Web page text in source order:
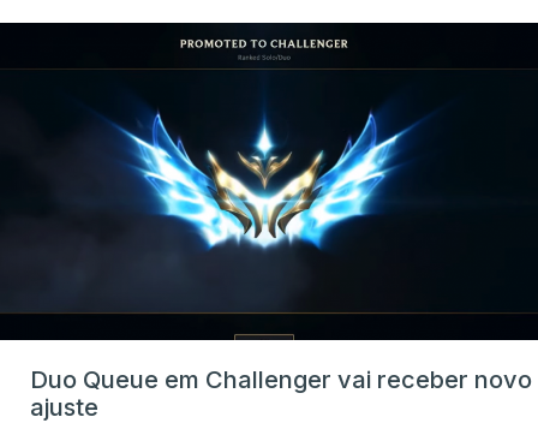
Duo Queue em Challenger vai receber novo
ajuste